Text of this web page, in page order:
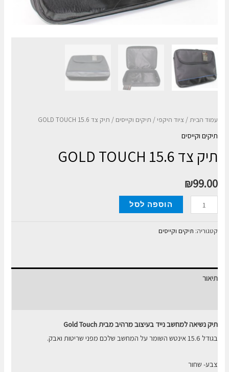
עמוד הבית/ ציוד היקפי/ תיקים וקייסים / תיק צד GOLD TOUCH 15.6
תיקים וקייסים
תיק צד GOLD TOUCH 15.6
₪99.00
כמות
של
תיק
TOUCH
הוספה לסל
קטגוריה: תיקים וקייסים
תיאור
תיק נשיאה למחשב נייד בעיצוב מרהיב מבית Gold Touch
בגודל 15.6 אינטש השומר על המחשב שלכם מפני שריטות ואבק.
צבע- שחור